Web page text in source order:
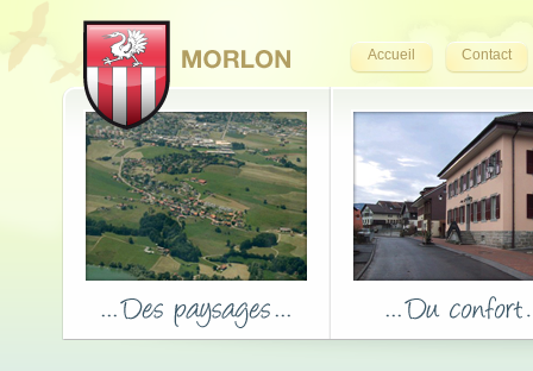
Accueil Contact